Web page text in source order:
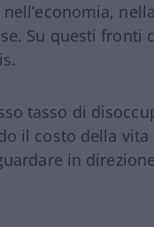
Su questi fronti
tasso di
il costo della
in